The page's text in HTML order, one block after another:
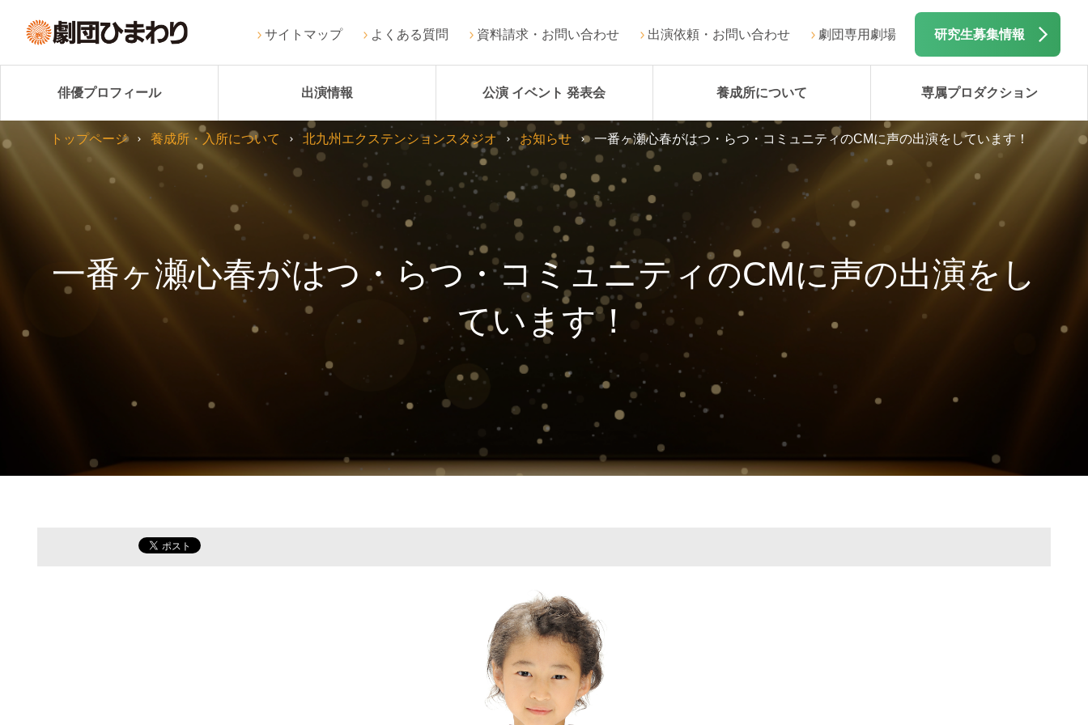
サイトマップ よくある質問 資料請求・お問い合わせ 出演依頼・お問い合わせ 劇団専用劇場 研究生募集情報
俳優プロフィール 出演情報 公演 イベント 発表会 養成所について 専属プロダクション
一番ヶ瀬心春がはつ・らつ・コミュニティのCMに声の出演をし
ています！
トップページ 養成所・入所について 北九州エクステンションスタジオ お知らせ 一番ヶ瀬心春がはつ・らつ・コミュニティのCMに声の出演をしています！